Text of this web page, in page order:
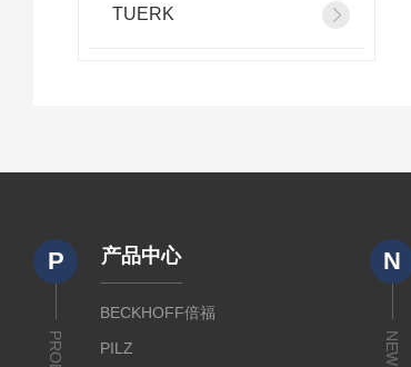
TUERK
P 产品中心
BECKHOFF倍福
PILZ
N
NEWS